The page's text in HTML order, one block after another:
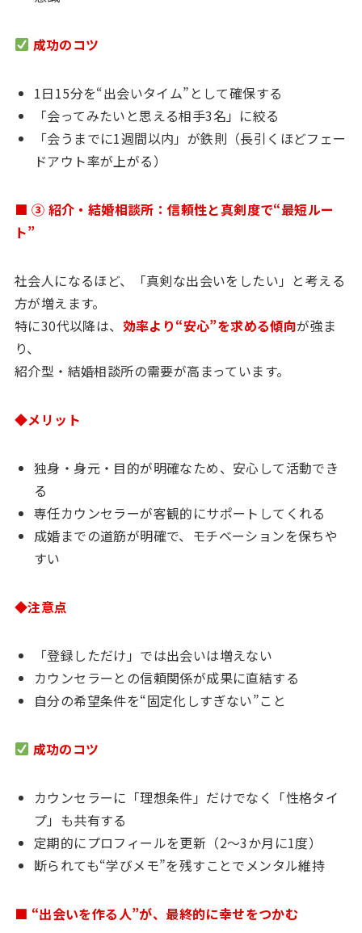
成功のコツ
1日15分を“出会いタイム”として確保する
「会ってみたいと思える相手3名」に絞る
「会うまでに1週間以内」が鉄則（長引くほどフェー
ドアウト率が上がる）
■ ③ 紹介・結婚相談所：信頼性と真剣度で“最短ルー
ト”
社会人になるほど、「真剣な出会いをしたい」と考える
方が増えます。
特に30代以降は、 効率より“安心”を求める傾向が強ま
り、
紹介型・結婚相談所の需要が高まっています。
◆メリット
独身・身元・目的が明確なため、安心して活動でき
る
専任カウンセラーが客観的にサポートしてくれる
成婚までの道筋が明確で、モチベーションを保ちや
すい
◆注意点
「登録しただけ」では出会いは増えない
カウンセラーとの信頼関係が成果に直結する
自分の希望条件を“固定化しすぎない”こと
成功のコツ
カウンセラーに「理想条件」だけでなく「性格タイ
プ」も共有する
定期的にプロフィールを更新（2〜3か月に1度）
断られても“学びメモ”を残すことでメンタル維持
■ “出会いを作る人”が、最終的に幸せをつかむ